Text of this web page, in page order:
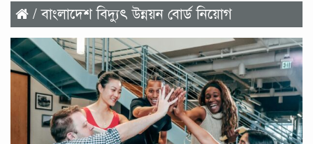
/ বাংলাদেশ বিদ্যুৎ উন্নয়ন বোর্ড নিয়োগ